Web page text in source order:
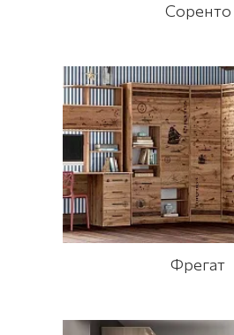
Соренто
Фрегат